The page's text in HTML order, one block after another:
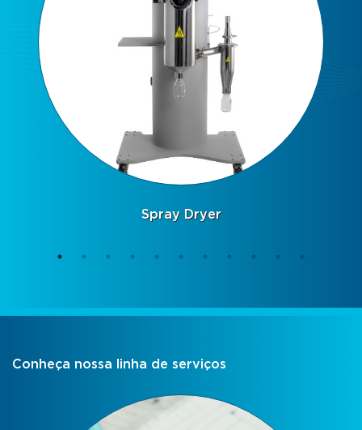
Spray Congealing (Spray Chilling)
Conheça nossa linha de serviços